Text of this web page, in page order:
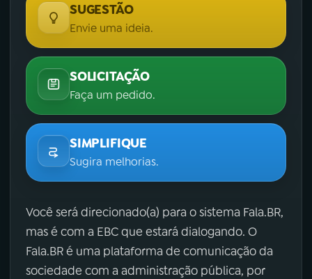
SUGESTÃO
Envie uma ideia.
SOLICITAÇÃO
Faça um pedido.
SIMPLIFIQUE
Sugira melhorias.
Você será direcionado(a) para o sistema Fala.BR,
mas é com a EBC que estará dialogando. O
Fala.BR é uma plataforma de comunicação da
sociedade com a administração pública, por